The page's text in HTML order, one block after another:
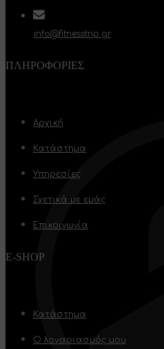
info@fitnesstrip.gr
ΠΛΗΡΟΦΟΡΊΕΣ
Αρχική
Κατάστημα
Υπηρεσίες
Σχετικά με εμάς
Επικοινωνία
E-SHOP
Κατάστημα
Ο λογαριασμός μου